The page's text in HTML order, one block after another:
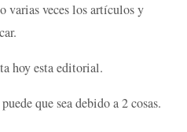
varias veces los artículos y
hoy esta editorial.
que sea debido a 2 cosas.